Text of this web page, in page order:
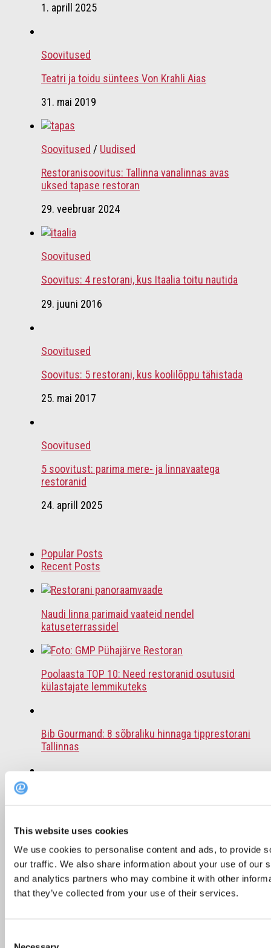
This website uses cookies
We use cookies to personalise content and ads, to provide
our traffic. We also share information about your use of our
and analytics partners who may combine it with other
that they’ve collected from your use of their services.
1. aprill 2025
Soovitused
Teatri ja toidu süntees Von Krahli Aias
31. mai 2019
Soovitused / Uudised
Restoranisoovitus: Tallinna vanalinnas avas
uksed tapase restoran
29. veebruar 2024
Soovitused
Soovitus: 4 restorani, kus Itaalia toitu nautida
29. juuni 2016
Soovitused
Soovitus: 5 restorani, kus koolilõppu tähistada
25. mai 2017
Soovitused
5 soovitust: parima mere- ja linnavaatega
restoranid
24. aprill 2025
Popular Posts
Recent Posts
Naudi linna parimaid vaateid nendel
katuseterrassidel
Poolaasta TOP 10: Need restoranid osutusid
külastajate lemmikuteks
Bib Gourmand: 8 sõbraliku hinnaga tipprestorani
Tallinnas
Tallinna väliterrassid – vaata, kus väljas
einestada